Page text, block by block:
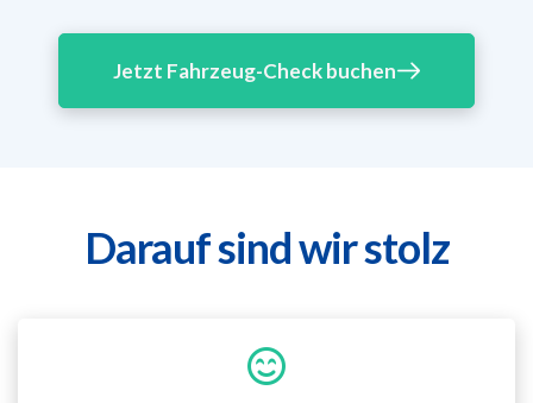
Jetzt Fahrzeug-Check buchen
Darauf sind wir stolz